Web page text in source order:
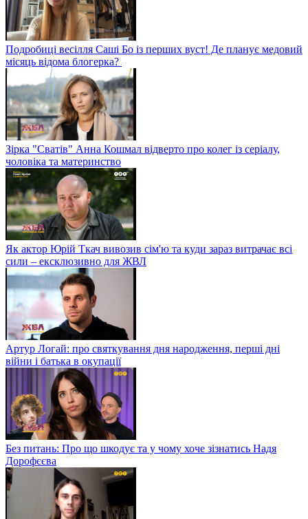
Подробиці весілля Саші Бо із перших вуст! Де планує медовий
місяць відома блогерка?
Зірка "Сватів" Анна Кошмал відверто про колег із серіалу,
чоловіка та материнство
Як актор Юрій Ткач вивозив сім'ю та куди зараз витрачає всі
сили – ексклюзивно для ЖВЛ
Артур Логай: про святкування дня народження, перші дні
війни і батька в окупації
Без питань: Про що шкодує та у чому хоче зізнатись Надя
Дорофєєва